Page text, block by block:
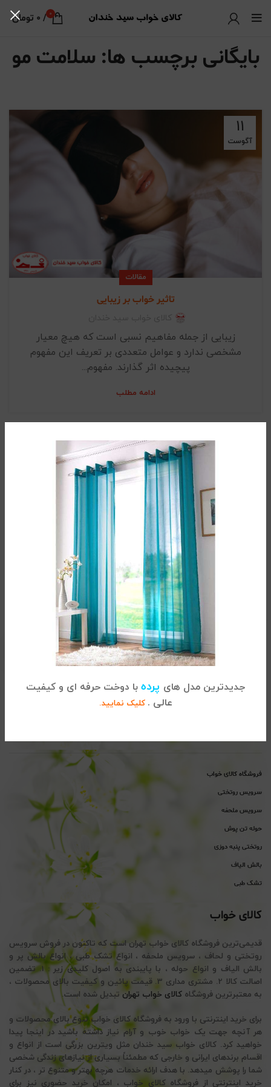
جدیدترین مدل های پرده با دوخت حرفه ای و کیفیت
عالی . کلیک نمایید.
0
/
0 تومان
بایگانی برچسب ها: سلامت مو
11
آگوست
مقالات
تاثیر خواب بر زیبایی
زیبایی از جمله مفاهیم نسبی است که هیچ معیار
مشخصی ندارد و عوامل متعددی بر تعریف این مفهوم
پیچیده اثر گذارند. مفهوم...
ادامه مطلب
تماس با کالای خواب
خواجه عبداله انصاری ، پلاک 915
02122864681
فروشگاه کالای خواب
سرویس روتختی
سرویس ملحفه
حوله تن پوش
روتختی پنبه دوزی
بالش الیاف
تشک طبی
کالای خواب
قدیمی‌ترین فروشگاه کالای خواب تهران است که تاکنون در فروش سرویس
روتختی و لحاف ، سرویس ملحفه ، انواع تشک طبی ، انواع بالش پر و
بالش الیاف و انواع حوله ، با پایبندی به اصول کلیدی زیر : 1. تضمین
اصالت کالا 2. مشتری مداری 3. قیمت پائین و کیفیت بالای محصولات ،
به معتبرترین فروشگاه کالای خواب تهران تبدیل شده است.
برای خرید اینترنتی با ورود به فروشگاه کالای خواب تنوع بالای محصولات و
هر آنچه جهت یک خواب خوب و آرام نیاز داشته باشید در اینجا پیدا
خواهید کرد. کالای خواب سید خندان مثل ویترین بزرگی است از انواع و
اقسام برندهای ایرانی و خارجی که مطمئناً بسیاری از نیازهای زندگی شخصی
شما را پوشش میدهد. با هدف ارائه خدمات هرچه بهتر و متنوع تر ، در کنار
خرید اینترنتی از فروشگاه کالای خواب ، امکان خرید حضوری نیز برای